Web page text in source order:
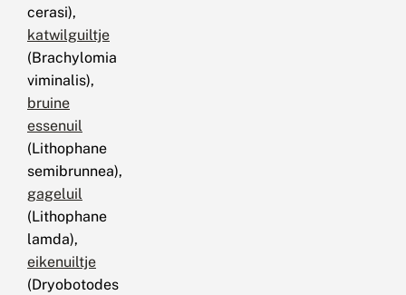
cerasi),
katwilguiltje
(Brachylomia
viminalis),
bruine
essenuil
(Lithophane
semibrunnea),
gageluil
(Lithophane
lamda),
eikenuiltje
(Dryobotodes